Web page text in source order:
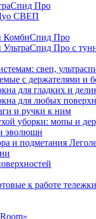
Про
СВЕП
КомбиСпид Про
УльтраСпид Про с
свеп,
с держателями и
для гладких и
для любых
и ручки к ним
уборки: мопы и
эволюшн
и подметания
к работе